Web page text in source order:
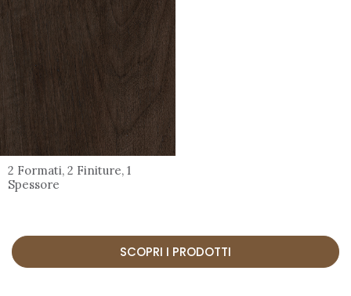
2 Formati, 2 Finiture, 1
Spessore
SCOPRI I PRODOTTI